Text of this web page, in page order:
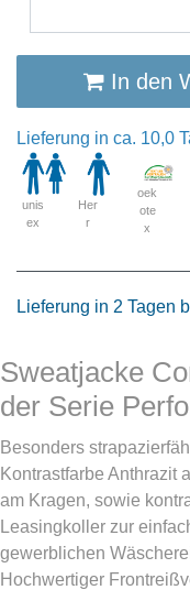
In den
Lieferung in ca. 10,0
unis
ex
Her
r
oek
ote
x
Lieferung in 2 Tagen
Sweatjacke
der Serie
Besonders
Kontrastfarbe Anthrazit
am Kragen, sowie
Leasingkoller zur
gewerblichen
Hochwertiger